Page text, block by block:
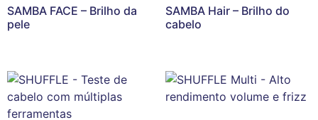
SAMBA FACE – Brilho da
pele
SAMBA Hair – Brilho do
cabelo